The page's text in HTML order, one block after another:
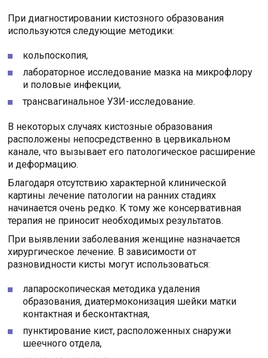
При диагностировании кистозного образования
используются следующие методики:
кольпоскопия,
лабораторное исследование мазка на микрофлору
и половые инфекции,
трансвагинальное УЗИ-исследование.
В некоторых случаях кистозные образования
расположены непосредственно в цервикальном
канале, что вызывает его патологическое расширение
и деформацию.
Благодаря отсутствию характерной клинической
картины лечение патологии на ранних стадиях
начинается очень редко. К тому же консервативная
терапия не приносит необходимых результатов.
При выявлении заболевания женщине назначается
хирургическое лечение. В зависимости от
разновидности кисты могут использоваться:
лапароскопическая методика удаления
образования, диатермоконизация шейки матки
контактная и бесконтактная,
пунктирование кист, расположенных снаружи
шеечного отдела,